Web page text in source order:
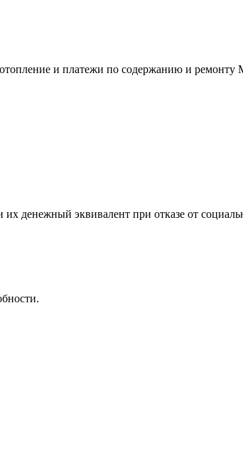
и платежи по содержанию и
денежный эквивалент при отказе от